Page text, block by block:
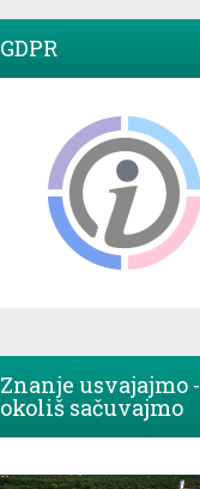
GDPR
Znanje usvajajmo -
okoliš sačuvajmo